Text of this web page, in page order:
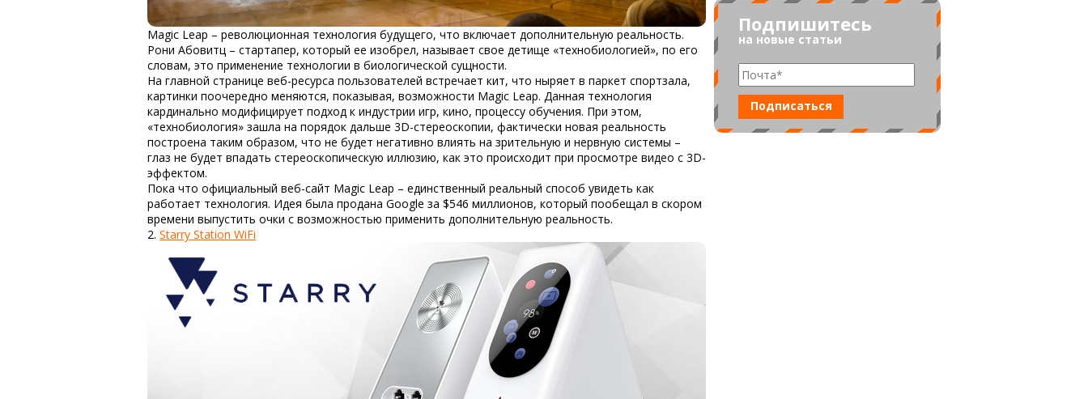
Подпишитесь
на новые статьи
Magic Leap – революционная технология будущего, что включает дополнительную реальность.
Рони Абовитц – стартапер, который ее изобрел, называет свое детище «технобиологией», по его
словам, это применение технологии в биологической сущности.
На главной странице веб-ресурса пользователей встречает кит, что ныряет в паркет спортзала,
картинки поочередно меняются, показывая, возможности Magic Leap. Данная технология
кардинально модифицирует подход к индустрии игр, кино, процессу обучения. При этом,
«технобиология» зашла на порядок дальше 3D-стереоскопии, фактически новая реальность
построена таким образом, что не будет негативно влиять на зрительную и нервную системы –
глаз не будет впадать стереоскопическую иллюзию, как это происходит при просмотре видео с 3D-
эффектом.
Пока что официальный веб-сайт Magic Leap – единственный реальный способ увидеть как
работает технология. Идея была продана Google за $546 миллионов, который пообещал в скором
времени выпустить очки с возможностью применить дополнительную реальность.
2. Starry Station WiFi